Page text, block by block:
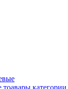
тоавары категории